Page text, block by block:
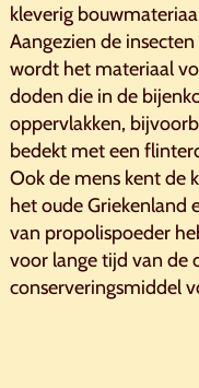
kleverig
Aangezien de
wordt het materiaal
doden die in de
oppervlakken,
bedekt met een
Ook de mens kent de
het oude Griekenland
van propolispoeder
voor lange tijd van de
conserveringsmiddel